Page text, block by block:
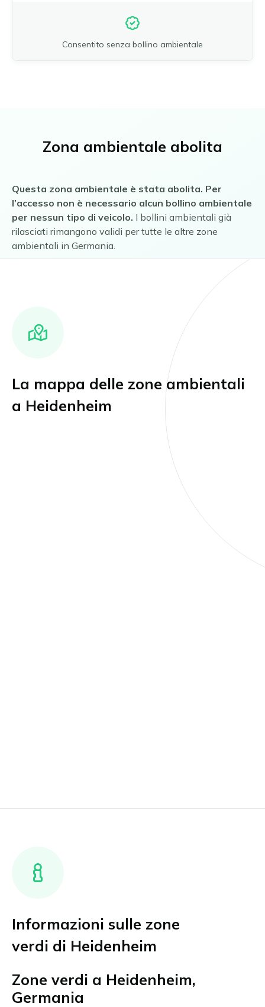
Consentito senza bollino ambientale
Zona ambientale abolita
Questa zona ambientale è stata abolita. Per
l’accesso non è necessario alcun bollino ambientale
per nessun tipo di veicolo. I bollini ambientali già
rilasciati rimangono validi per tutte le altre zone
ambientali in Germania.
La mappa delle zone ambientali
a Heidenheim
Informazioni sulle zone
verdi di Heidenheim
Zone verdi a Heidenheim,
Germania